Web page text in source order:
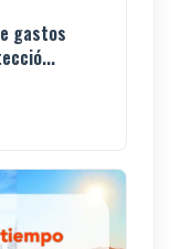
gastos